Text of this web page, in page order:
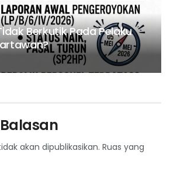
Berkutik Pada Pelaku
akan dipublikasikan. Ruas yang